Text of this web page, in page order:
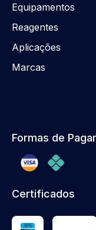
Equipamentos
Reagentes
Aplicações
Marcas
Formas de
Certificados